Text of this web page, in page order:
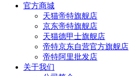
官方商城
天猫帝特旗舰店
京东帝特旗舰店
天猫德甲士旗舰店
帝特京东自营官方旗舰店
帝特阿里批发店
关于我们